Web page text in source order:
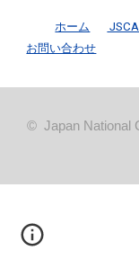
ホーム
お問い合わせ
© Japan National